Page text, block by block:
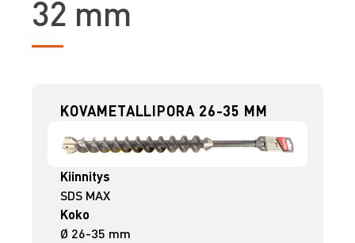
32 mm
KOVAMETALLIPORA 26-35 MM
Kiinnitys
SDS MAX
Koko
Ø 26-35 mm